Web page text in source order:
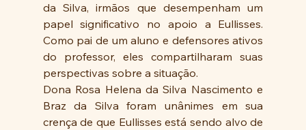
da Silva, irmãos que desempenham um
papel significativo no apoio a Eullisses.
Como pai de um aluno e defensores ativos
do professor, eles compartilharam suas
perspectivas sobre a situação.
Dona Rosa Helena da Silva Nascimento e
Braz da Silva foram unânimes em sua
crença de que Eullisses está sendo alvo de